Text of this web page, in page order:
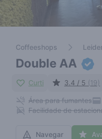
Coffeeshops
Double AA
Curti 3.4 / 5 (19)
Área para fumantes
Facilidade de
Navegar